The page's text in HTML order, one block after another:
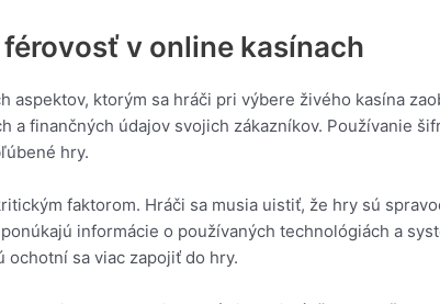
v online kasínach
aspektov, ktorým sa hráči pri výbere živého kasína
a finančných údajov svojich zákazníkov. Používanie
hry.
faktorom. Hráči sa musia uistiť, že hry sú
informácie o používaných technológiách a
ochotní sa viac zapojiť do hry.